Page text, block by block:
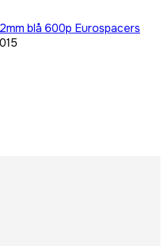
blå 600p Eurospacers